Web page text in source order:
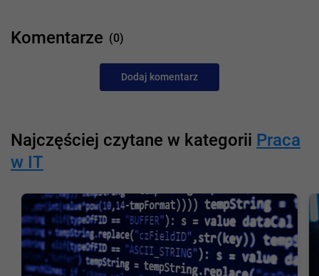
Komentarze (0)
Dodaj komentarz
Najczęściej czytane w kategorii Praca
w IT